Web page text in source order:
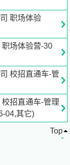
们将根据您的
法律、营销等专
职场体验
场体验营-30
校招直通车-管
招直通车-管理
04,其它)
Top